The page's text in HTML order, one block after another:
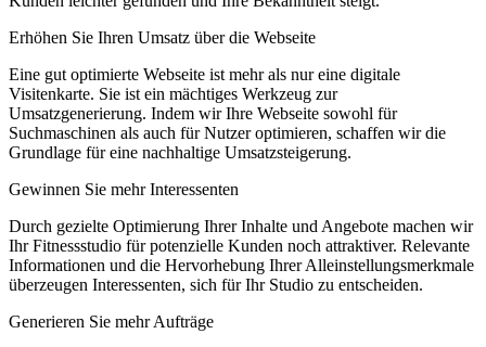
Erhöhen Sie Ihren Umsatz über die Webseite
Eine gut optimierte Webseite ist mehr als nur eine digitale
Visitenkarte. Sie ist ein mächtiges Werkzeug zur
Umsatzgenerierung. Indem wir Ihre Webseite sowohl für
Suchmaschinen als auch für Nutzer optimieren, schaffen wir die
Grundlage für eine nachhaltige Umsatzsteigerung.
Gewinnen Sie mehr Interessenten
Durch gezielte Optimierung Ihrer Inhalte und Angebote machen wir
Ihr Fitnessstudio für potenzielle Kunden noch attraktiver. Relevante
Informationen und die Hervorhebung Ihrer Alleinstellungsmerkmale
überzeugen Interessenten, sich für Ihr Studio zu entscheiden.
Generieren Sie mehr Aufträge